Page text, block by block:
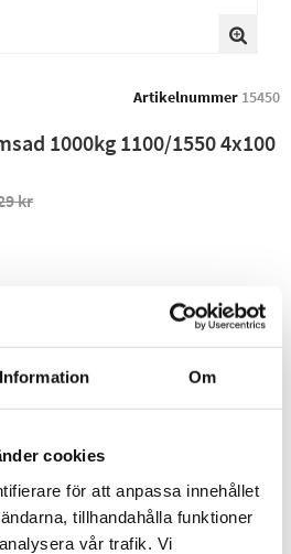
Information Om
cookies
för att anpassa innehållet
tillhandahålla funktioner
vår trafik. Vi
Artikelnummer 15450
1000kg 1100/1550 4x100
kr
5 823 kr